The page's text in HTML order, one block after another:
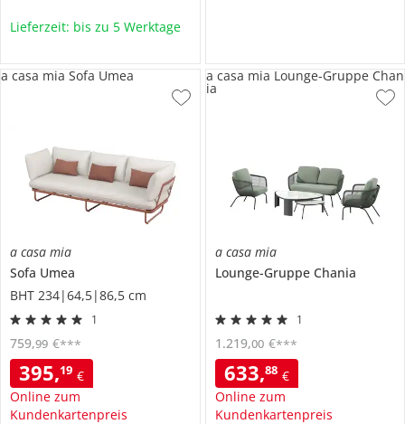
Lieferzeit: bis zu 5 Werktage
a casa mia
Sofa Umea
BHT 234|64,5|86,5 cm
1
395,19 €
Online zum
Kundenkartenpreis
759,99 €***
a casa mia Sofa Umea
a casa mia
Lounge-Gruppe Chania
1
633,88 €
Online zum
Kundenkartenpreis
1.219,00 €***
a casa mia Lounge-Gruppe Chan
ia